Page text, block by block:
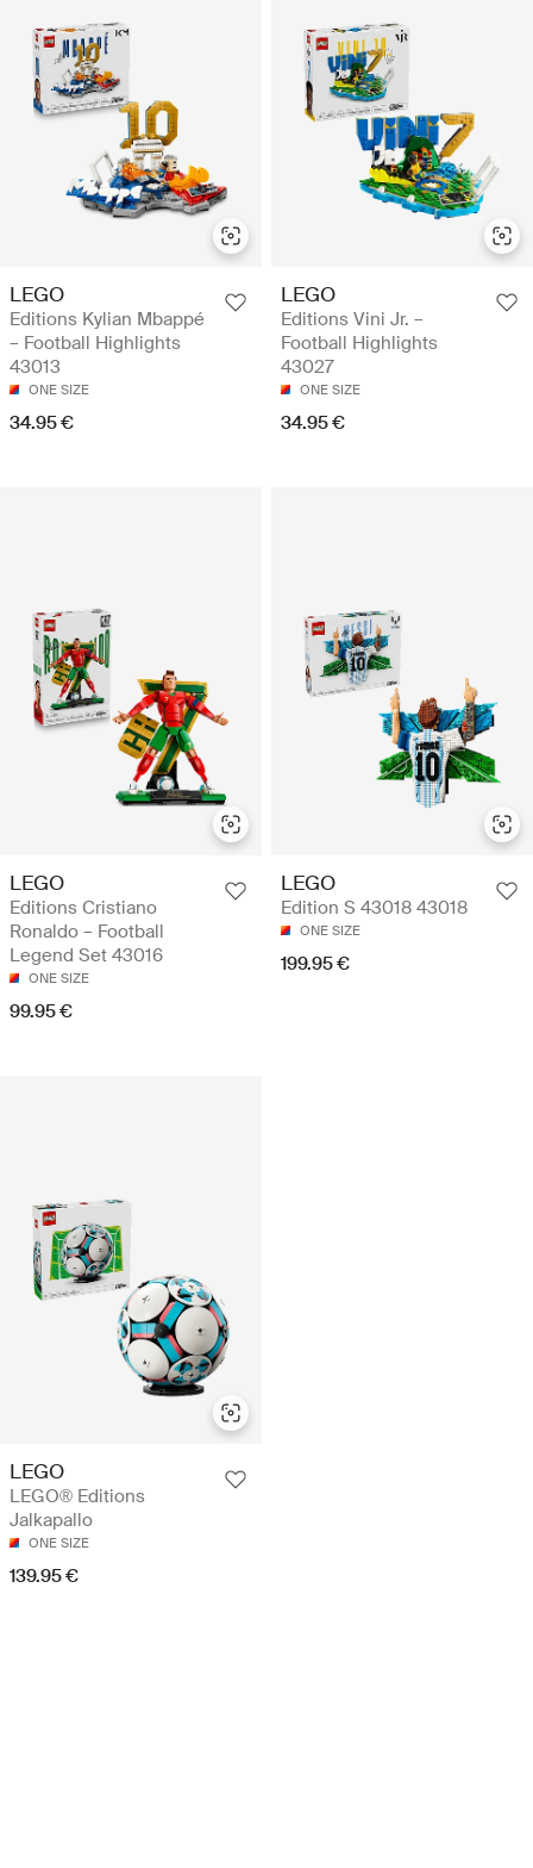
LEGO
Editions Kylian Mbappé
– Football Highlights
43013
ONE SIZE
34.95 €
LEGO
Editions Vini Jr. –
Football Highlights
43027
ONE SIZE
34.95 €
LEGO
Editions Cristiano
Ronaldo – Football
Legend Set 43016
ONE SIZE
99.95 €
LEGO
Edition S 43018 43018
ONE SIZE
199.95 €
LEGO
LEGO® Editions
Jalkapallo
ONE SIZE
139.95 €